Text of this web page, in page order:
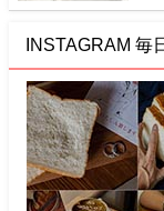
INSTAGRAM 毎